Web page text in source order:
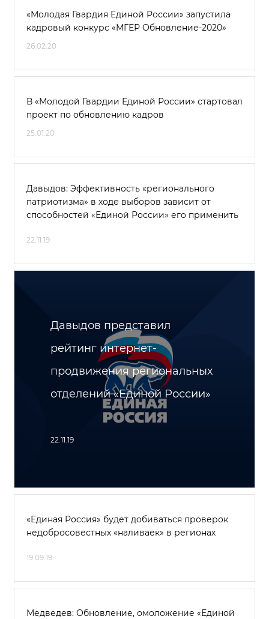
«Молодая Гвардия Единой России» запустила
кадровый конкурс «МГЕР Обновление-2020»
26.02.20
В «Молодой Гвардии Единой России» стартовал
проект по обновлению кадров
25.01.20
Давыдов: Эффективность «регионального
патриотизма» в ходе выборов зависит от
способностей «Единой России» его применить
22.11.19
Давыдов представил
рейтинг интернет-
продвижения региональных
отделений «Единой России»
22.11.19
«Единая Россия» будет добиваться проверок
недобросовестных «наливаек» в регионах
19.09.19
Медведев: Обновление, омоложение «Единой